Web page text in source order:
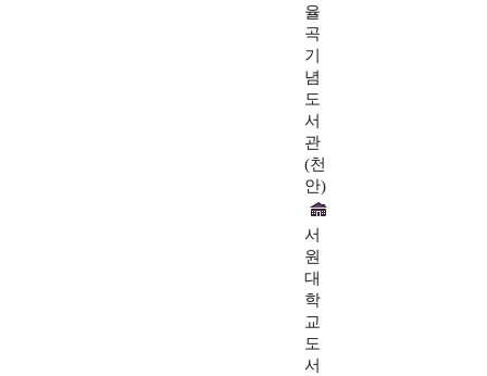
율
곡
기
념
도
서
관
(천
안)
서
원
대
학
교
도
서